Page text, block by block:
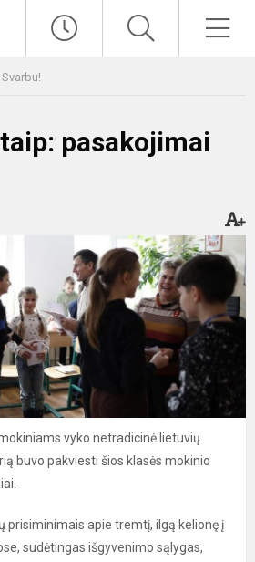
Svarbu!
pasakojimai
vyko netradicinė lietuvių
buvo pakviesti šios klasės mokinio
prisiminimais apie tremtį, ilgą kelionę į
sudėtingas išgyvenimo sąlygas,